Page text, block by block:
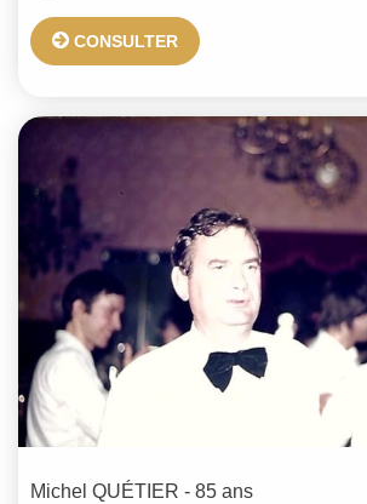
CONSULTER
Michel QUÉTIER - 85 ans